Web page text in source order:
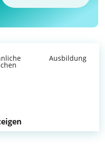
Ausbildung